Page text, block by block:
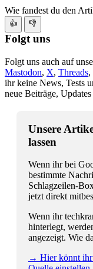
Wie fandest du den
👍 👎
Folgt uns
Folgt uns auch auf
Mastodon, X, Threads,
ihr keine News, Tests
neue Beiträge,
Unsere
lassen
Wenn ihr bei
bestimmte
Schlagzeilen-
jetzt direkt
Wenn ihr
hinterlegt,
angezeigt. Wie
→ Hier könnt ihr